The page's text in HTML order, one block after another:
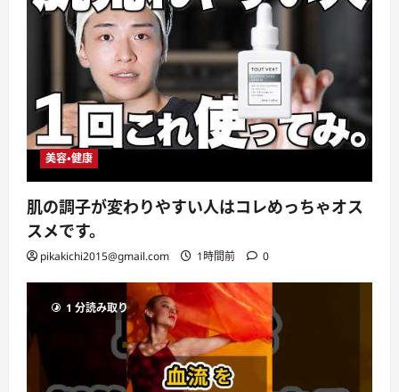
美容・健康
肌の調子が変わりやすい人はコレめっちゃオス
スメです。
pikakichi2015@gmail.com 1時間前 0
1 分読み取り